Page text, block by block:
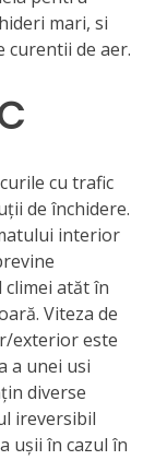
mari, si
de aer.
cu trafic
de închidere.
interior
atăt în
Viteza de
exterior este
a unei usi
diverse
ireversibil
ușii în cazul în